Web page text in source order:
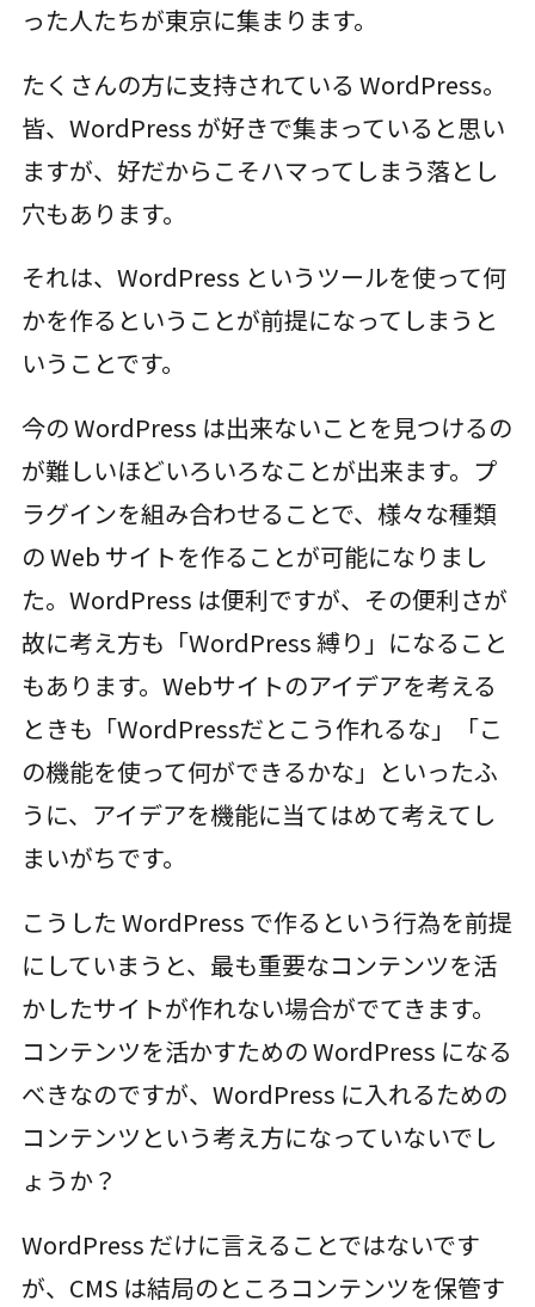
った人たちが東京に集まります。
たくさんの方に支持されている WordPress。
皆、WordPress が好きで集まっていると思い
ますが、好だからこそハマってしまう落とし
穴もあります。
それは、WordPress というツールを使って何
かを作るということが前提になってしまうと
いうことです。
今の WordPress は出来ないことを見つけるの
が難しいほどいろいろなことが出来ます。プ
ラグインを組み合わせることで、様々な種類
の Web サイトを作ることが可能になりまし
た。WordPress は便利ですが、その便利さが
故に考え方も「WordPress 縛り」になること
もあります。Webサイトのアイデアを考える
ときも「WordPressだとこう作れるな」「こ
の機能を使って何ができるかな」といったふ
うに、アイデアを機能に当てはめて考えてし
まいがちです。
こうした WordPress で作るという行為を前提
にしていまうと、最も重要なコンテンツを活
かしたサイトが作れない場合がでてきます。
コンテンツを活かすための WordPress になる
べきなのですが、WordPress に入れるための
コンテンツという考え方になっていないでし
ょうか？
WordPress だけに言えることではないです
が、CMS は結局のところコンテンツを保管す